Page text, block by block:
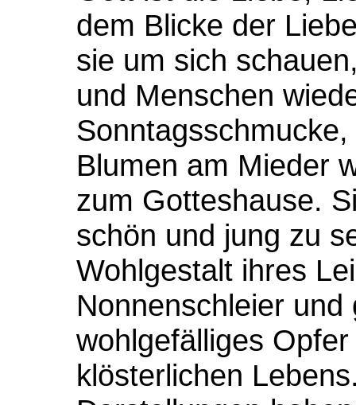
dem Blicke der
sie um sich
und Menschen
Blumen am Mieder
zum Gotteshause.
schön und jung zu
Wohlgestalt ihres
Nonnenschleier
wohlgefälliges
klösterlichen